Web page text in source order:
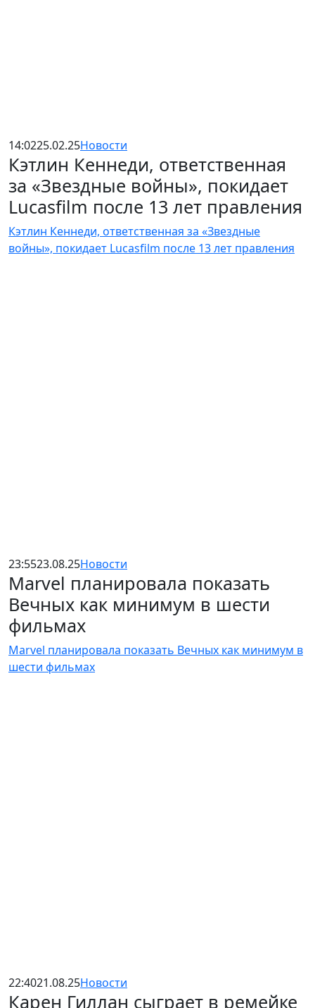
14:0225.02.25Новости
Кэтлин Кеннеди, ответственная
за «Звездные войны», покидает
Lucasfilm после 13 лет правления
Кэтлин Кеннеди, ответственная за «Звездные
войны», покидает Lucasfilm после 13 лет правления
23:5523.08.25Новости
Marvel планировала показать
Вечных как минимум в шести
фильмах
Marvel планировала показать Вечных как минимум в
шести фильмах
22:4021.08.25Новости
Карен Гиллан сыграет в ремейке